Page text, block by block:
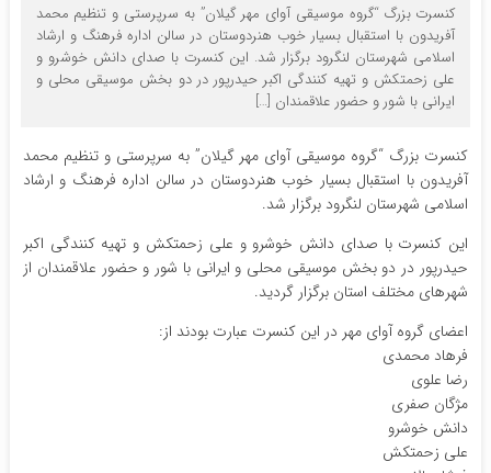
کنسرت بزرگ “گروه موسیقی آوای مهر گیلان” به سرپرستی و تنظیم محمد
آفریدون با استقبال بسیار خوب هنردوستان در سالن اداره فرهنگ و ارشاد
اسلامی شهرستان لنگرود برگزار شد. این کنسرت با صدای دانش خوشرو و
علی زحمتکش و تهیه کنندگی اکبر حیدرپور در دو بخش موسیقی محلی و
ایرانی با شور و حضور علاقمندان […]
کنسرت بزرگ “گروه موسیقی آوای مهر گیلان” به سرپرستی و تنظیم محمد
آفریدون با استقبال بسیار خوب هنردوستان در سالن اداره فرهنگ و ارشاد
اسلامی شهرستان لنگرود برگزار شد.
این کنسرت با صدای دانش خوشرو و علی زحمتکش و تهیه کنندگی اکبر
حیدرپور در دو بخش موسیقی محلی و ایرانی با شور و حضور علاقمندان از
شهرهای مختلف استان برگزار گردید.
اعضای گروه آوای مهر در این کنسرت عبارت بودند از:
فرهاد محمدی
رضا علوی
مژگان صفری
دانش خوشرو
علی زحمتکش